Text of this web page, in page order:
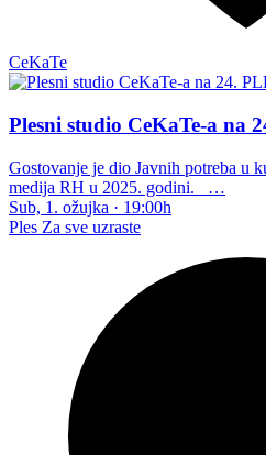
CeKaTe
Plesni studio CeKaTe-a na
Gostovanje je dio Javnih potreba u
medija RH u 2025. godini. …
Sub, 1. ožujka · 19:00h
Ples Za sve uzraste